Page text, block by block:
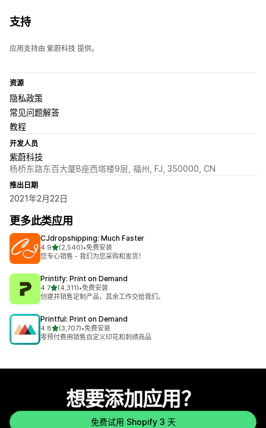
支持
应用支持由 紫蔚科技 提供。
资源
隐私政策
常见问题解答
教程
开发人员
紫蔚科技
杨桥东路东百大厦B座西塔楼9层, 福州, FJ, 350000, CN
推出日期
2021年2月22日
更多此类应用
CJdropshipping: Much Faster
4.9星（满分 5 星）
(2,540)
总共 2540 条评论
•免费安装
您专心销售 - 我们为您采购和发货！
Printify: Print on Demand
4.7星（满分 5 星）
(4,311)
总共 4311 条评论
•免费安装
创建并销售定制产品，其余工作交给我们。
Printful: Print on Demand
4.8星（满分 5 星）
(3,707)
总共 3707 条评论
•免费安装
零预付费用销售自定义印花和刺绣商品
想要添加应用？
免费试用 Shopify 3 天